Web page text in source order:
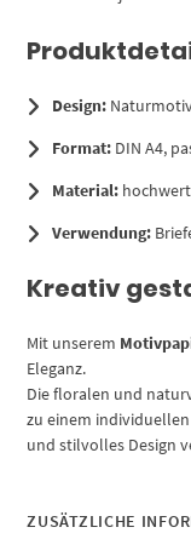
Design:
Format: DIN A4,
Material:
Verwendung:
Kreativ
Mit unserem
Eleganz.
Die floralen und
zu einem
und stilvolles Design
ZUSÄTZLICHE